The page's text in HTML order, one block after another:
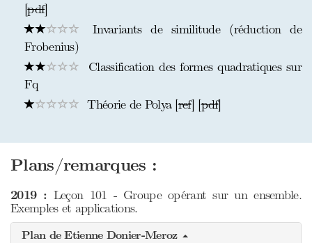
[pdf]
Invariants de similitude (réduction de
Frobenius)
Classification des formes quadratiques sur
Fq
Théorie de Polya [ref] [pdf]
Plans/remarques :
2019 : Leçon 101 - Groupe opérant sur un ensemble.
Exemples et applications.
Plan de Etienne Donier-Meroz